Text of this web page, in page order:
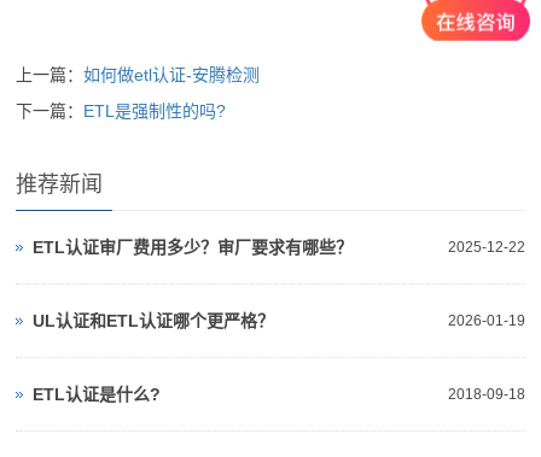
上一篇：如何做etl认证-安腾检测
下一篇： ETL是强制性的吗?
推荐新闻
2025-12-22
ETL认证审厂费用多少？审厂要求有哪些？
2026-01-19
UL认证和ETL认证哪个更严格？
2018-09-18
ETL认证是什么?